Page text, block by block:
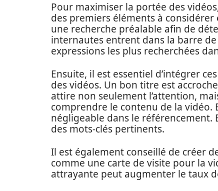
Pour maximiser la portée des
des premiers éléments à considérer
une recherche préalable afin de
internautes entrent dans la barre
expressions les plus recherchées
Ensuite, il est essentiel d’intégrer
des vidéos. Un bon titre est
attire non seulement l’attention,
comprendre le contenu de la
négligeable dans le
des mots-clés pertinents.
Il est également conseillé de créer
comme une carte de visite pour la
attrayante peut augmenter le taux